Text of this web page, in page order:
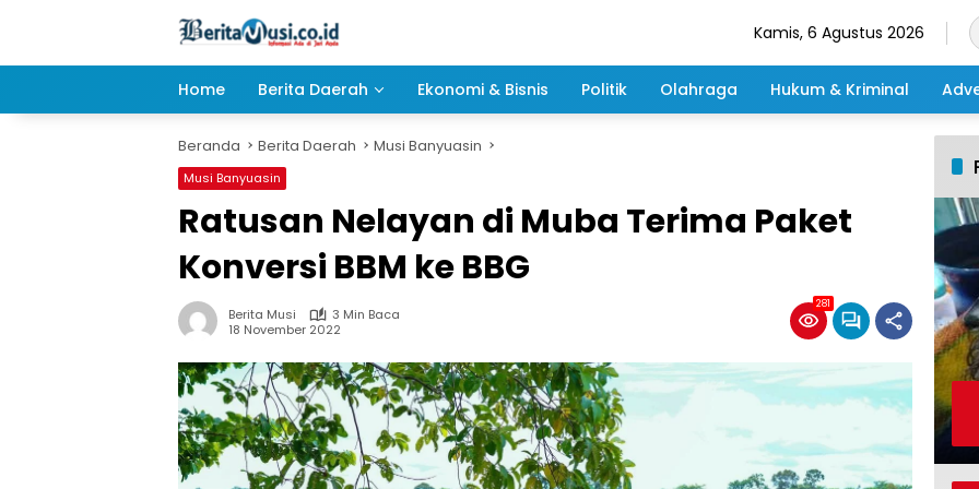
Kamis, 6 Agustus 2026
Home Berita Daerah Ekonomi & Bisnis Politik Olahraga Hukum & Kriminal
Beranda Berita Daerah Musi Banyuasin
Musi Banyuasin
Ratusan Nelayan di Muba Terima Paket
Konversi BBM ke BBG
Berita Musi
3 Min Baca
18 November 2022
281